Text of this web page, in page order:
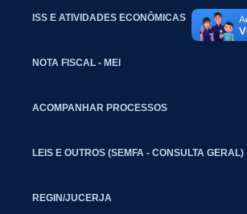
ISS E ATIVIDADES ECONÔMICAS
NOTA FISCAL - MEI
ACOMPANHAR PROCESSOS
LEIS E OUTROS (SEMFA - CONSULTA GERAL)
REGIN/JUCERJA